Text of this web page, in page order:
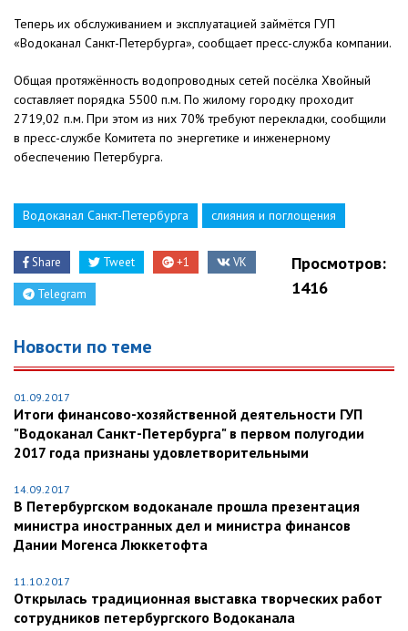
Теперь их обслуживанием и эксплуатацией займётся ГУП
«Водоканал Санкт-Петербурга», сообщает пресс-служба компании.
Общая протяжённость водопроводных сетей посёлка Хвойный
составляет порядка 5500 п.м. По жилому городку проходит
2719,02 п.м. При этом из них 70% требуют перекладки, сообщили
в пресс-службе Комитета по энергетике и инженерному
обеспечению Петербурга.
Водоканал Санкт-Петербурга слияния и поглощения
Share Tweet +1 VK
Telegram
Просмотров:
1416
Новости по теме
01.09.2017
Итоги финансово-хозяйственной деятельности ГУП
"Водоканал Санкт-Петербурга" в первом полугодии
2017 года признаны удовлетворительными
14.09.2017
В Петербургском водоканале прошла презентация
министра иностранных дел и министра финансов
Дании Могенса Люккетофта
11.10.2017
Открылась традиционная выставка творческих работ
сотрудников петербургского Водоканала